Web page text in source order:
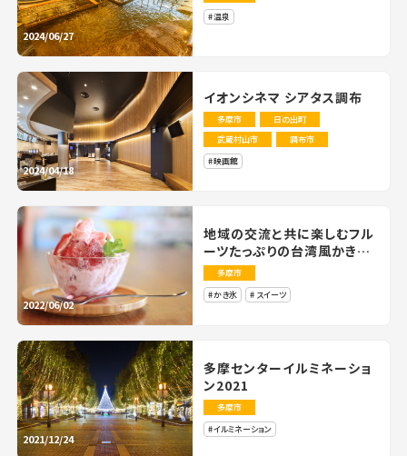
2024/06/27
温泉
2024/04/18
イオンシネマ シアタス調布
多摩市
日の出町
武蔵村山市
調布市
映画館
2022/06/02
地域の交流と共に楽しむフル
ーツたっぷりの台湾風かき氷
「こどもリビング」
多摩市
かき氷
スイーツ
2021/12/24
多摩センターイルミネーショ
ン2021
多摩市
イルミネーション